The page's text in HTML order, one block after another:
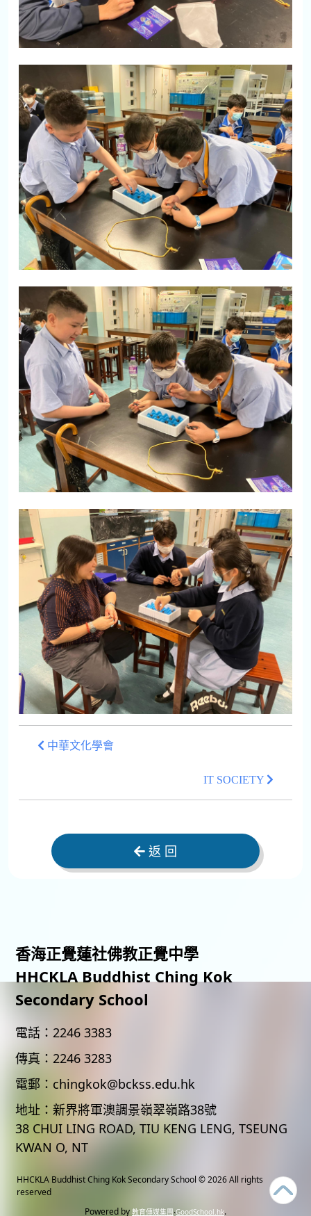
中華文化學會
IT SOCIETY
返 回
香海正覺蓮社佛教正覺中學
HHCKLA Buddhist Ching Kok
Secondary School
電話： 2246 3383
傳真： 2246 3283
電郵： chingkok@bckss.edu.hk
地址： 新界將軍澳調景嶺翠嶺路38號
38 CHUI LING ROAD, TIU KENG LENG, TSEUNG
KWAN O, NT
HHCKLA Buddhist Ching Kok Secondary School © 2026 All rights
reserved
Powered by 教育傳媒集團 ‧GoodSchool.hk.